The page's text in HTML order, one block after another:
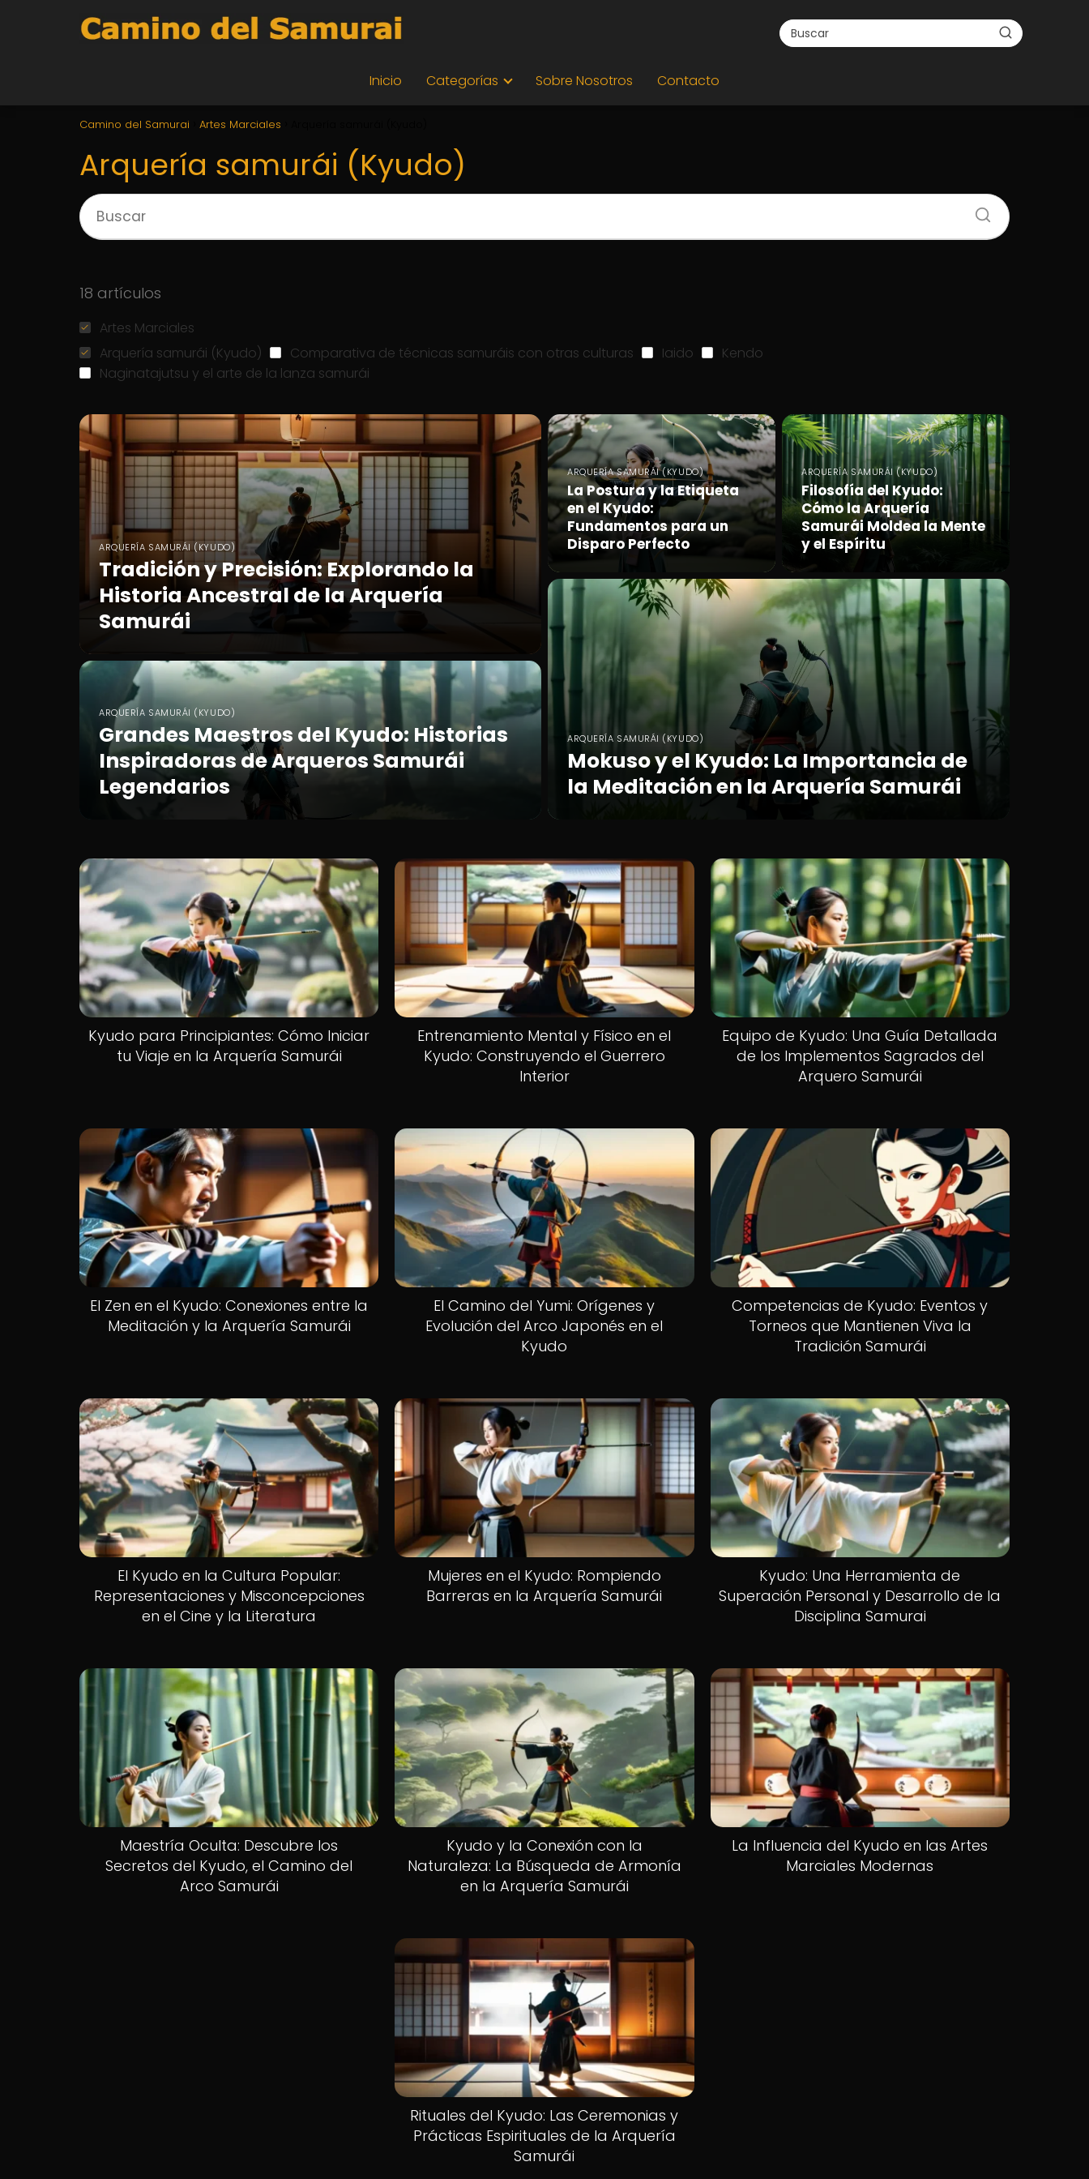
Inicio Categorías Sobre Nosotros Contacto
Camino del Samurai Artes Marciales
Arquería samurái (Kyudo)
18 artículos
Artes Marciales
Arquería samurái (Kyudo)
Comparativa de técnicas samuráis con otras culturas Iaido
Kendo
Naginatajutsu y el arte de la lanza samurái
ARQUERÍA SAMURÁI (KYUDO)
Tradición y Precisión: Explorando la
Historia Ancestral de la Arquería
Samurái
ARQUERÍA SAMURÁI (KYUDO)
La Postura y la Etiqueta
en el Kyudo:
Fundamentos para un
Disparo Perfecto
ARQUERÍA SAMURÁI (KYUDO)
Grandes Maestros del Kyudo: Historias
Inspiradoras de Arqueros Samurái
Legendarios
ARQUERÍA SAMURÁI (KYUDO)
Filosofía del Kyudo:
Cómo la Arquería
Samurái Moldea la Mente
y el Espíritu
ARQUERÍA SAMURÁI (KYUDO)
Mokuso y el Kyudo: La Importancia de
la Meditación en la Arquería Samurái
Kyudo para Principiantes: Cómo Iniciar
tu Viaje en la Arquería Samurái
Entrenamiento Mental y Físico en el
Kyudo: Construyendo el Guerrero
Interior
Equipo de Kyudo: Una Guía Detallada
de los Implementos Sagrados del
Arquero Samurái
El Zen en el Kyudo: Conexiones entre la
Meditación y la Arquería Samurái
El Camino del Yumi: Orígenes y
Evolución del Arco Japonés en el
Kyudo
Competencias de Kyudo: Eventos y
Torneos que Mantienen Viva la
Tradición Samurái
El Kyudo en la Cultura Popular:
Representaciones y Misconcepciones
en el Cine y la Literatura
Mujeres en el Kyudo: Rompiendo
Barreras en la Arquería Samurái
Kyudo: Una Herramienta de
Superación Personal y Desarrollo de la
Disciplina Samurai
Maestría Oculta: Descubre los
Secretos del Kyudo, el Camino del
Arco Samurái
Kyudo y la Conexión con la
Naturaleza: La Búsqueda de Armonía
en la Arquería Samurái
La Influencia del Kyudo en las Artes
Marciales Modernas
Rituales del Kyudo: Las Ceremonias y
Prácticas Espirituales de la Arquería
Samurái